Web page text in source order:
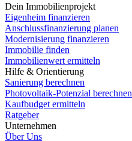
Dein Immobilienprojekt
Eigenheim finanzieren
Anschlussfinanzierung planen
Modernisierung finanzieren
Immobilie finden
Immobilienwert ermitteln
Hilfe & Orientierung
Sanierung berechnen
Photovoltaik-Potenzial berechnen
Kaufbudget ermitteln
Ratgeber
Unternehmen
Über Uns